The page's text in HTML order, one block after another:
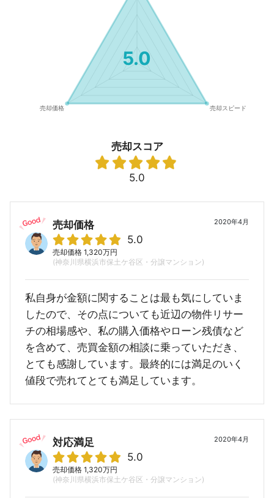
5.0
売却スコア
5.0
2020年4月
売却価格
5.0
売却価格 1,320万円
(神奈川県横浜市保土ケ谷区・分譲マンション)
私自身が金額に関することは最も気にしていま
したので、その点についても近辺の物件リサー
チの相場感や、私の購入価格やローン残債など
を含めて、売買金額の相談に乗っていただき、
とても感謝しています。最終的には満足のいく
値段で売れてとても満足しています。
2020年4月
対応満足
5.0
売却価格 1,320万円
(神奈川県横浜市保土ケ谷区・分譲マンション)